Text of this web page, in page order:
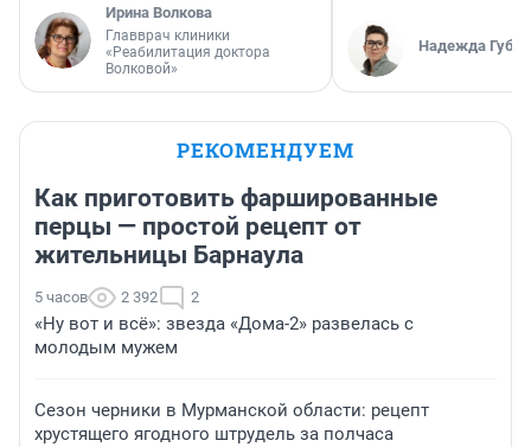
Ирина Волкова
Главврач клиники
«Реабилитация доктора
Волковой»
Надежда
РЕКОМЕНДУЕМ
Как приготовить фаршированные
перцы — простой рецепт от
жительницы Барнаула
5 часов 2 392 2
«Ну вот и всё»: звезда «Дома-2» развелась с
молодым мужем
Сезон черники в Мурманской области: рецепт
хрустящего ягодного штрудель за полчаса